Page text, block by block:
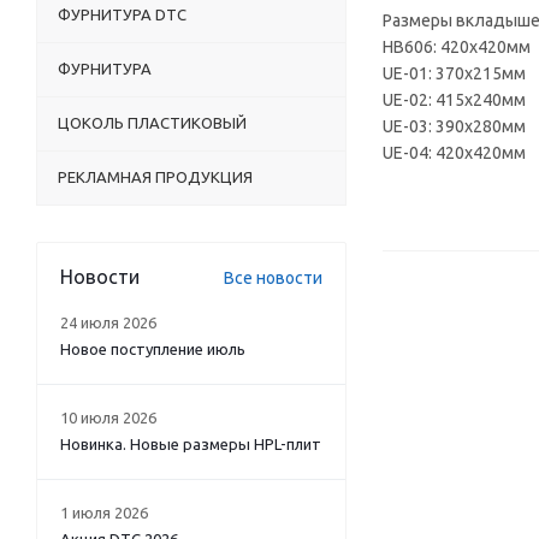
Размеры
HB606: 420х420мм
UE-01: 370х215мм
UE-02: 415х240мм
UE-03: 390х280мм
UE-04: 420х420мм
ФУРНИТУРА DTC
ФУРНИТУРА
ЦОКОЛЬ ПЛАСТИКОВЫЙ
РЕКЛАМНАЯ ПРОДУКЦИЯ
Новости Все новости
24 июля 2026
Новое поступление июль
10 июля 2026
Новинка. Новые размеры HPL-плит
1 июля 2026